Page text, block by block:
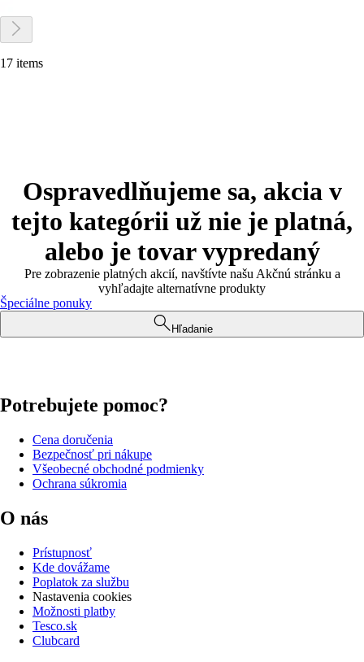
17 items
Ospravedlňujeme sa, akcia v
tejto kategórii už nie je platná,
alebo je tovar vypredaný
Pre zobrazenie platných akcií, navštívte našu Akčnú stránku a
vyhľadajte alternatívne produkty
Špeciálne ponuky
Hľadanie
Potrebujete pomoc?
Cena doručenia
Bezpečnosť pri nákupe
Všeobecné obchodné podmienky
Ochrana súkromia
O nás
Prístupnosť
Kde dovážame
Poplatok za službu
Nastavenia cookies
Možnosti platby
Tesco.sk
Clubcard